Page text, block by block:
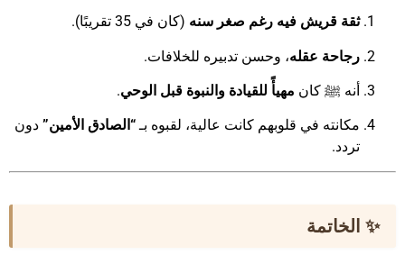
ثقة قريش فيه رغم صغر سنه (كان في 35 تقريبًا).
رجاحة عقله، وحسن تدبيره للخلافات.
أنه ﷺ كان مهيأً للقيادة والنبوة قبل الوحي.
مكانته في قلوبهم كانت عالية، لقبوه بـ“الصادق الأمين” دون
تردد.
✨ الخاتمة